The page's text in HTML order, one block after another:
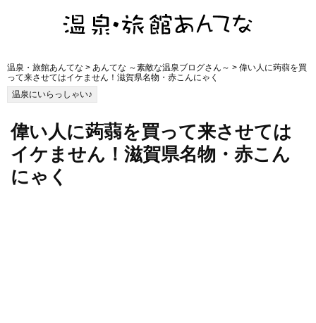
温泉・旅館あんてな > あんてな ～素敵な温泉ブログさん～ > 偉い人に蒟蒻を買
って来させてはイケません！滋賀県名物・赤こんにゃく
温泉にいらっしゃい♪
偉い人に蒟蒻を買って来させては
イケません！滋賀県名物・赤こん
にゃく